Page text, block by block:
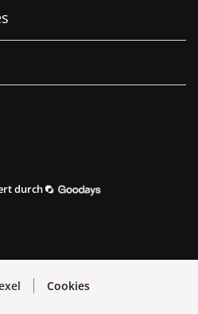
durch
Cookies